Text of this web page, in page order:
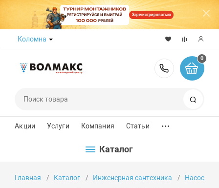
Зарегистрироваться
Коломна
8 (800)
0
Акции Услуги Компания Статьи ...
Каталог
Главная Каталог Инженерная сантехника Насосы